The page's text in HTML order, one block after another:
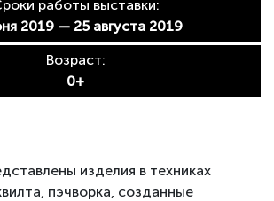
работы выставки:
2019 — 25 августа 2019
Возраст:
0+
изделия в техниках
пэчворка, созданные